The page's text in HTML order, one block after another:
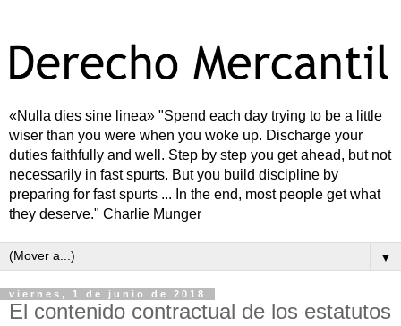
«Nulla dies sine linea» "Spend each day trying to be a little
wiser than you were when you woke up. Discharge your
duties faithfully and well. Step by step you get ahead, but not
necessarily in fast spurts. But you build discipline by
preparing for fast spurts ... In the end, most people get what
they deserve." Charlie Munger
▼
viernes, 1 de junio de 2018
El contenido contractual de los estatutos